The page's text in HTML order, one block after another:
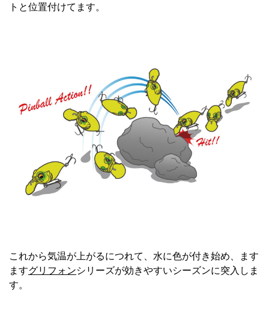
トと位置付けてます。
これから気温が上がるにつれて、水に色が付き始め、ます
ますグリフォンシリーズが効きやすいシーズンに突入しま
す。